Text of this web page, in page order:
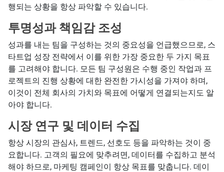
행되는 상황을 항상 파악할 수 있습니다.
투명성과 책임감 조성
성과를 내는 팀을 구성하는 것의 중요성을 언급했으므로, 스
타트업 성장 전략에서 이를 위한 가장 중요한 두 가지 목표
를 고려해야 합니다. 모든 팀 구성원은 수행 중인 작업과 프
로젝트의 진행 상황에 대한 완전한 가시성을 가져야 하며,
이것이 전체 회사의 가치와 목표에 어떻게 연결되는지도 알
아야 합니다.
시장 연구 및 데이터 수집
항상 시장의 관심사, 트렌드, 선호도 등을 파악하는 것이 중
요합니다. 고객의 필요에 맞추려면, 데이터를 수집하고 분석
해야 하므로, 마케팅 캠페인이 항상 목표를 맞춥니다. 데이